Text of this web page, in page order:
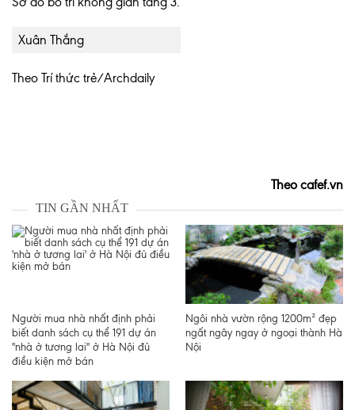
Xuân Thắng
Theo Trí thức trẻ/Archdaily
Theo cafef.vn
TIN GẦN NHẤT
Người mua nhà nhất định phải
biết danh sách cụ thể 191 dự án
"nhà ở tương lai" ở Hà Nội đủ
điều kiện mở bán
Ngôi nhà vườn rộng 1200m² đẹp
ngất ngây ngay ở ngoại thành Hà
Nội